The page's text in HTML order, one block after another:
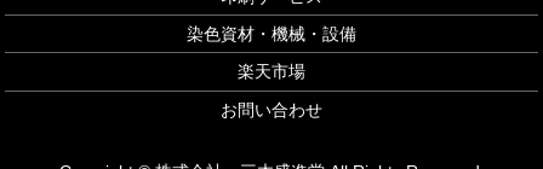
染色資材・機械・設備
楽天市場
お問い合わせ